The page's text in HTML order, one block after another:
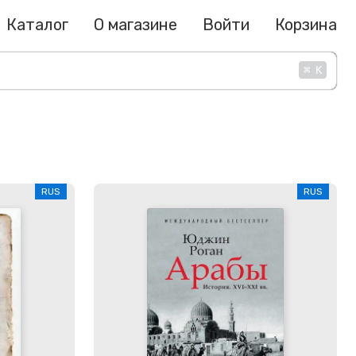
Каталог О магазине Войти Корзина
⌘ K
RUS RUS